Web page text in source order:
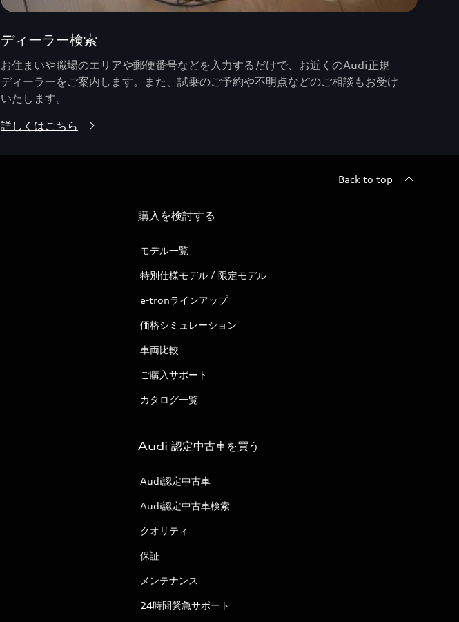
ディーラー検索
お住まいや職場のエリアや郵便番号などを入力するだけで、お近くのAudi正規
ディーラーをご案内します。また、試乗のご予約や不明点などのご相談もお受け
いたします。
詳しくはこちら
Back to top
購入を検討する
モデル一覧
特別仕様モデル / 限定モデル
e-tronラインアップ
価格シミュレーション
車両比較
ご購入サポート
カタログ一覧
Audi 認定中古車を買う
Audi認定中古車
Audi認定中古車検索
クオリティ
保証
メンテナンス
24時間緊急サポート